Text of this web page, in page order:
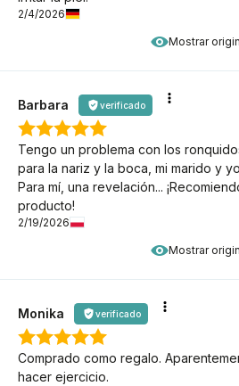
Mostrar
2/4/2026
Mostrar
Barbara verificado
Tengo un problema con los
para la nariz y la boca, mi marido y
Para mí, una revelación...
producto!
2/19/2026
Monika verificado
Comprado como regalo.
hacer ejercicio.